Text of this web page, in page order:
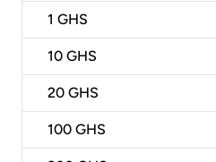
1 GHS
10 GHS
20 GHS
100 GHS